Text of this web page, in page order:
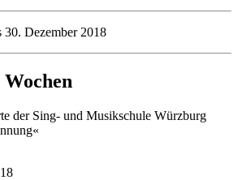
30. Dezember 2018
der Sing- und Musikschule Würzburg